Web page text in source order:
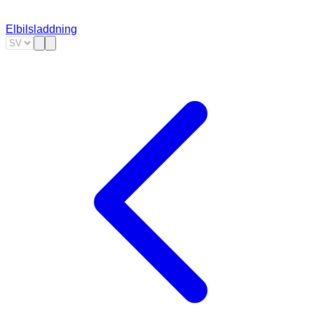
Elbilsladdning